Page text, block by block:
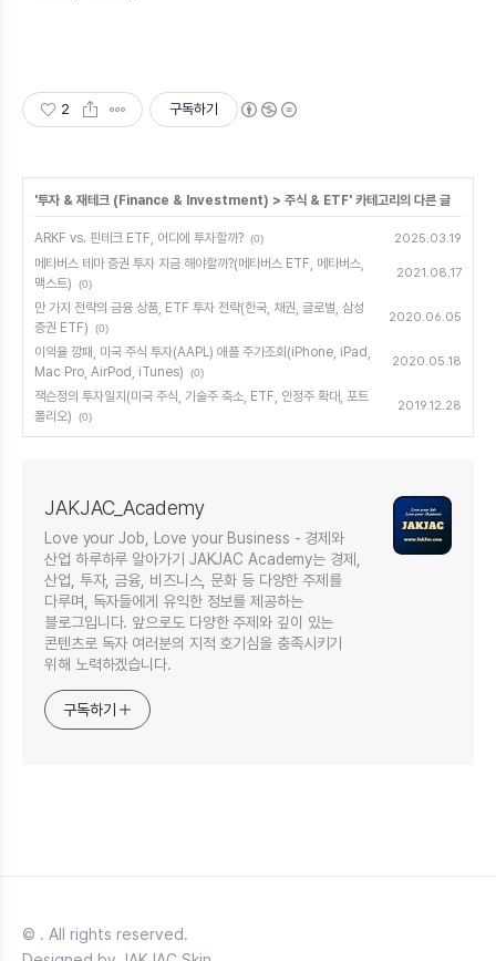
2 구독하기
'투자 & 재테크 (Finance & Investment) > 주식 & ETF' 카테고리의 다른 글
ARKF vs. 핀테크 ETF, 어디에 투자할까? (0) 2025.03.19
메타버스 테마 증권 투자 지금 해야할까?(메타버스 ETF, 메타버스,
맥스트)
(0)
2021.08.17
만 가지 전략의 금융 상품, ETF 투자 전략(한국, 채권, 글로벌, 삼성
증권 ETF)
(0)
2020.06.05
이익율 깡패, 미국 주식 투자(AAPL) 애플 주가조회(iPhone, iPad,
Mac Pro, AirPod, iTunes)
(0)
2020.05.18
잭슨정의 투자일지(미국 주식, 기술주 축소, ETF, 안정주 확대, 포트
폴리오)
(0)
2019.12.28
JAKJAC_Academy
Love your Job, Love your Business - 경제와
산업 하루하루 알아가기 JAKJAC Academy는 경제,
산업, 투자, 금융, 비즈니스, 문화 등 다양한 주제를
다루며, 독자들에게 유익한 정보를 제공하는
블로그입니다. 앞으로도 다양한 주제와 깊이 있는
콘텐츠로 독자 여러분의 지적 호기심을 충족시키기
위해 노력하겠습니다.
구독하기
© . All rights reserved.